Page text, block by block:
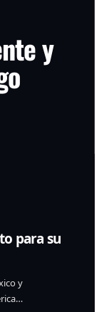
y
para su
y